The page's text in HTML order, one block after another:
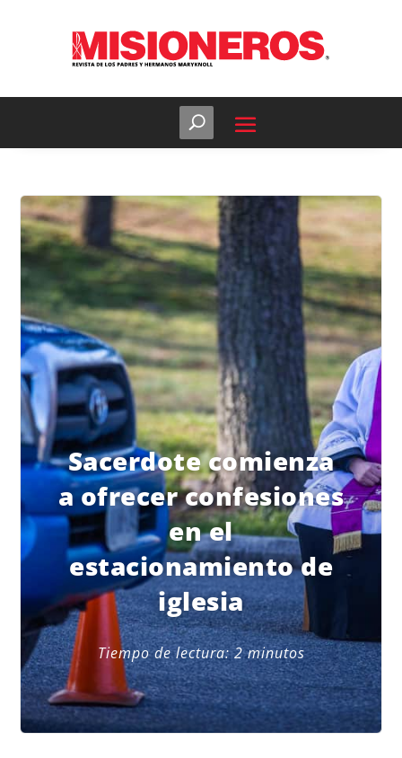
Sacerdote comienza
a ofrecer confesiones
en el
estacionamiento de
iglesia
Tiempo de lectura: 2 minutos